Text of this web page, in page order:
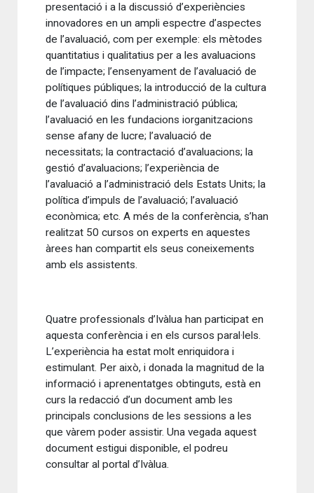
presentació i a la discussió d’experiències
innovadores en un ampli espectre d’aspectes
de l’avaluació, com per exemple: els mètodes
quantitatius i qualitatius per a les avaluacions
de l’impacte; l’ensenyament de l’avaluació de
polítiques públiques; la introducció de la cultura
de l’avaluació dins l’administració pública;
l’avaluació en les fundacions iorganitzacions
sense afany de lucre; l’avaluació de
necessitats; la contractació d’avaluacions; la
gestió d’avaluacions; l’experiència de
l’avaluació a l’administració dels Estats Units; la
política d’impuls de l’avaluació; l’avaluació
econòmica; etc. A més de la conferència, s’han
realitzat 50 cursos on experts en aquestes
àrees han compartit els seus coneixements
amb els assistents.
Quatre professionals d’Ivàlua han participat en
aquesta conferència i en els cursos paral·lels.
L’experiència ha estat molt enriquidora i
estimulant. Per això, i donada la magnitud de la
informació i aprenentatges obtinguts, està en
curs la redacció d’un document amb les
principals conclusions de les sessions a les
que vàrem poder assistir. Una vegada aquest
document estigui disponible, el podreu
consultar al portal d’Ivàlua.